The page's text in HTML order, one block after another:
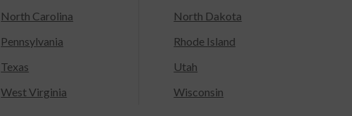
North Carolina
North Dakota
Pennsylvania
Rhode Island
Texas
Utah
West Virginia
Wisconsin